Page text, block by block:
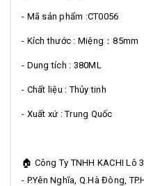
- Mã sản phẩm :CT0056
- Kích thước : Miệng：
- Dung tích : 380ML
- Chất liệu : Thủy tinh
- Xuất xứ : Trung Quốc
🏠 Công Ty TNHH KACHI Lô
- P.Yên Nghĩa, Q.Hà Đông,